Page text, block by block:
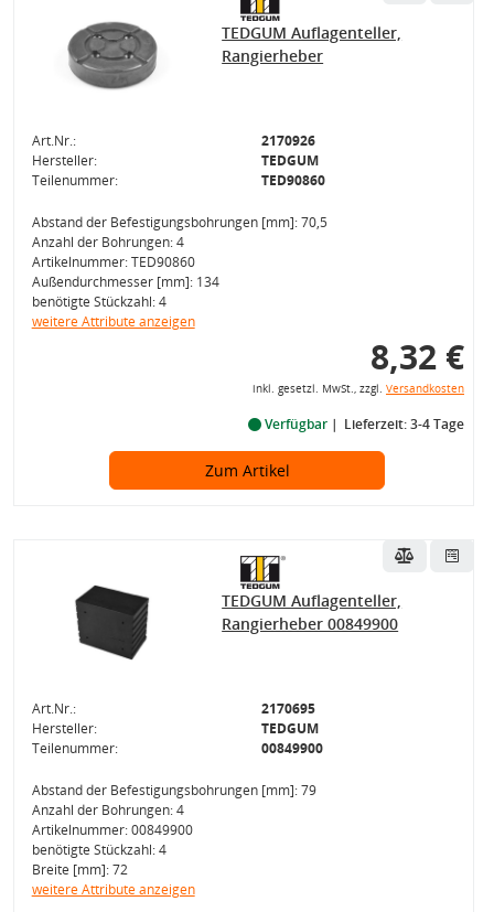
TEDGUM Auflagenteller,
Rangierheber
Art.Nr.:
2170926
Hersteller:
TEDGUM
Teilenummer:
TED90860
Abstand der Befestigungsbohrungen [mm]: 70,5
Anzahl der Bohrungen: 4
Artikelnummer: TED90860
Außendurchmesser [mm]: 134
benötigte Stückzahl: 4
weitere Attribute anzeigen
8,32 €
inkl. gesetzl. MwSt., zzgl. Versandkosten
Verfügbar Lieferzeit: 3-4 Tage
Zum Artikel
TEDGUM Auflagenteller,
Rangierheber 00849900
Art.Nr.:
2170695
Hersteller:
TEDGUM
Teilenummer:
00849900
Abstand der Befestigungsbohrungen [mm]: 79
Anzahl der Bohrungen: 4
Artikelnummer: 00849900
benötigte Stückzahl: 4
Breite [mm]: 72
weitere Attribute anzeigen